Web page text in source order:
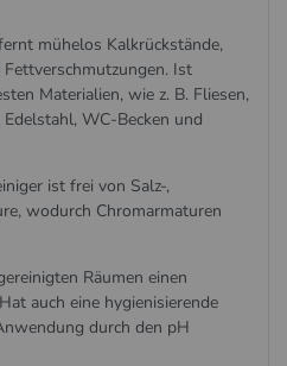
mühelos Kalkrückstände,
Ist
Materialien, wie z. B. Fliesen,
WC-Becken und
ist frei von Salz-,
wodurch Chromarmaturen
Räumen einen
auch eine hygienisierende
durch den pH